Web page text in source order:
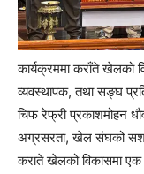
कार्यक्रममा कराँते खेलको
व्यवस्थापक, तथा सङ्घ
चिफ रेफ्री प्रकाशमोहन
अग्रसरता, खेल संघको
कराते खेलको विकासमा एक